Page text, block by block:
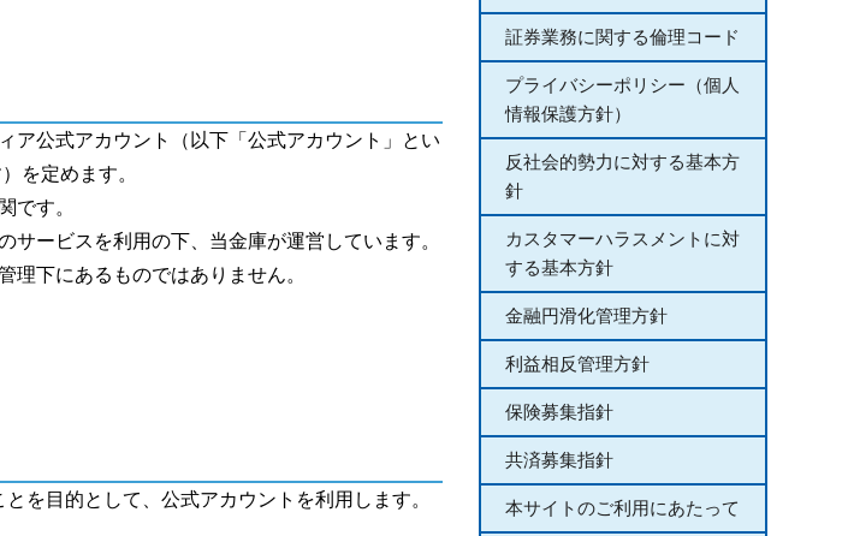
ア公式アカウント（以下「公式アカウント」とい
を定めます。
です。
ービスを利用の下、当金庫が運営しています。
下にあるものではありません。
を目的として、公式アカウントを利用します。
証券業務に関する倫理コード
プライバシーポリシー（個人
情報保護方針）
反社会的勢力に対する基本方
針
カスタマーハラスメントに対
する基本方針
金融円滑化管理方針
利益相反管理方針
保険募集指針
共済募集指針
本サイトのご利用にあたって